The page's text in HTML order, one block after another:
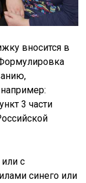
вносится в
3 части
с
синего или